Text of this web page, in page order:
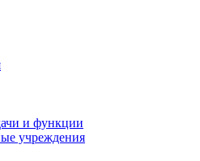
и функции
учреждения